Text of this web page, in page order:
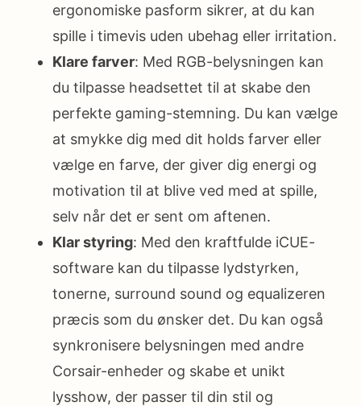
ergonomiske pasform sikrer, at du kan
spille i timevis uden ubehag eller irritation.
Klare farver: Med RGB-belysningen kan
du tilpasse headsettet til at skabe den
perfekte gaming-stemning. Du kan vælge
at smykke dig med dit holds farver eller
vælge en farve, der giver dig energi og
motivation til at blive ved med at spille,
selv når det er sent om aftenen.
Klar styring: Med den kraftfulde iCUE-
software kan du tilpasse lydstyrken,
tonerne, surround sound og equalizeren
præcis som du ønsker det. Du kan også
synkronisere belysningen med andre
Corsair-enheder og skabe et unikt
lysshow, der passer til din stil og